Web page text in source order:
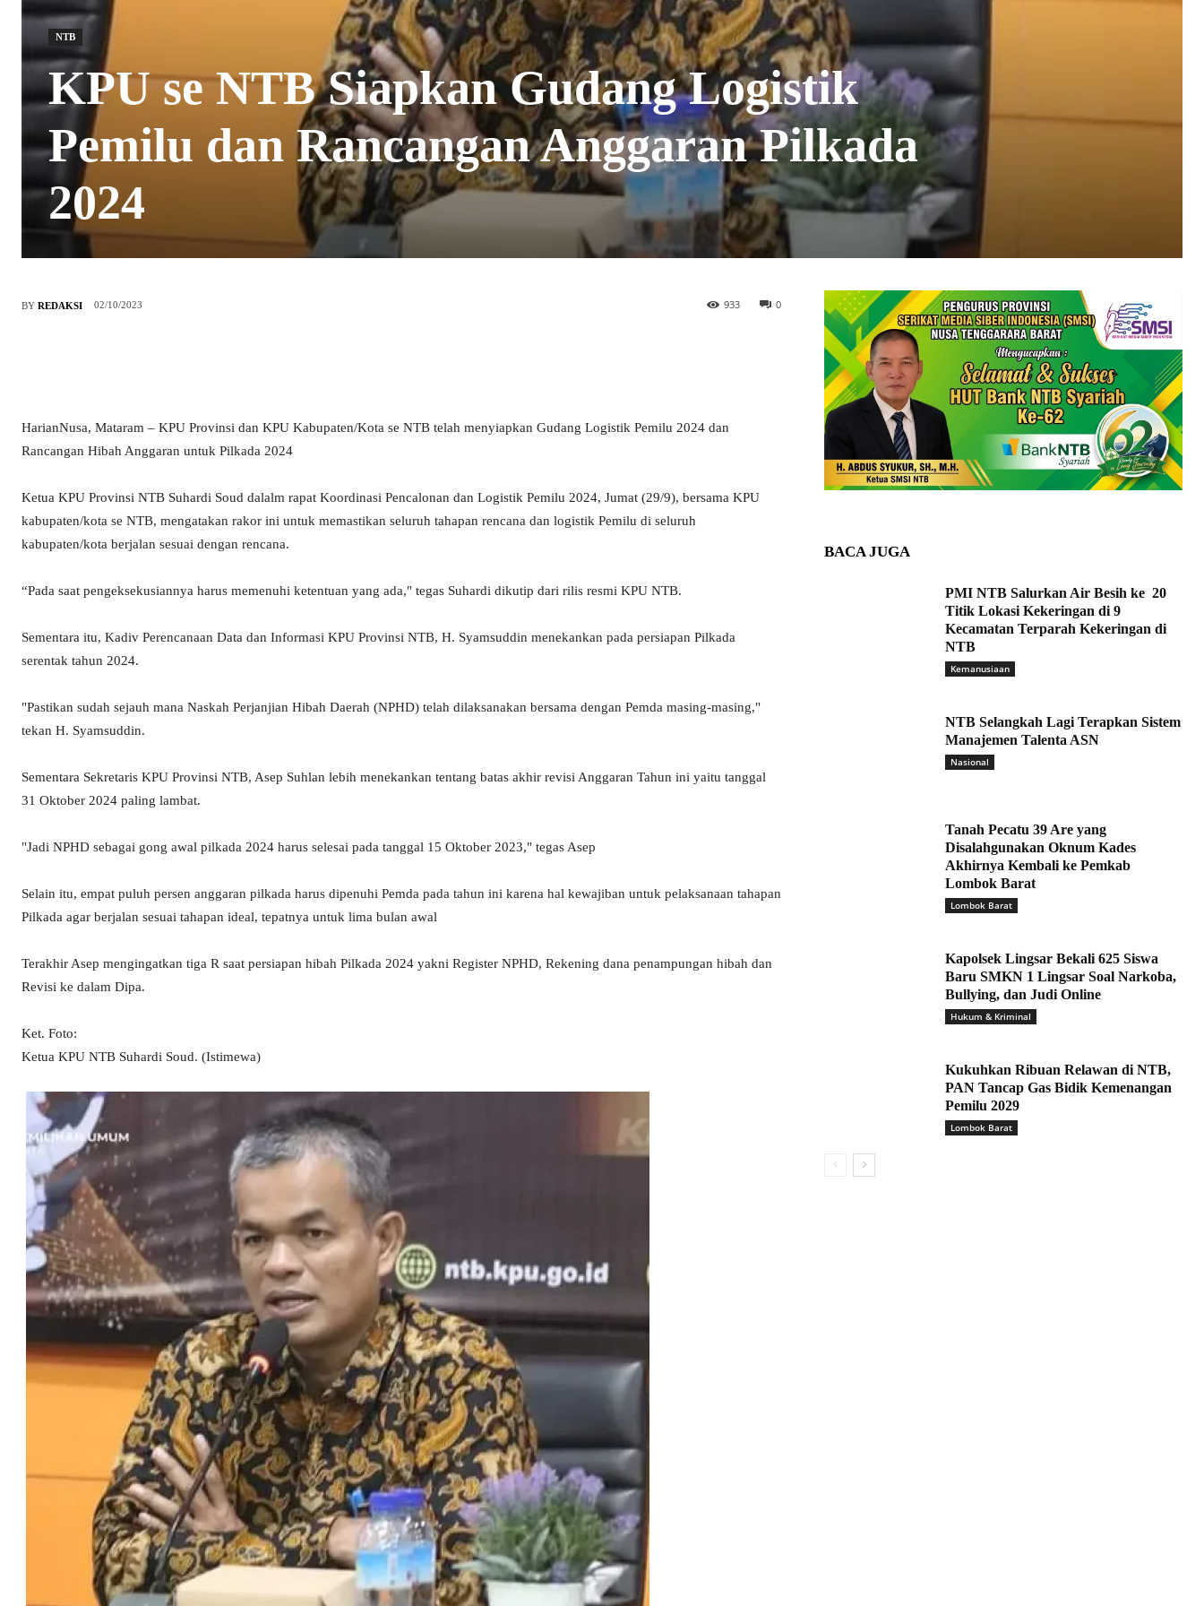
NTB
KPU se NTB Siapkan Gudang Logistik
Pemilu dan Rancangan Anggaran Pilkada
2024
BY REDAKSI 02/10/2023 0
933
HarianNusa, Mataram – KPU Provinsi dan KPU Kabupaten/Kota se NTB telah menyiapkan Gudang Logistik Pemilu 2024 dan
Rancangan Hibah Anggaran untuk Pilkada 2024
Ketua KPU Provinsi NTB Suhardi Soud dalalm rapat Koordinasi Pencalonan dan Logistik Pemilu 2024, Jumat (29/9), bersama KPU
kabupaten/kota se NTB, mengatakan rakor ini untuk memastikan seluruh tahapan rencana dan logistik Pemilu di seluruh
kabupaten/kota berjalan sesuai dengan rencana.
“Pada saat pengeksekusiannya harus memenuhi ketentuan yang ada," tegas Suhardi dikutip dari rilis resmi KPU NTB.
Sementara itu, Kadiv Perencanaan Data dan Informasi KPU Provinsi NTB, H. Syamsuddin menekankan pada persiapan Pilkada
serentak tahun 2024.
"Pastikan sudah sejauh mana Naskah Perjanjian Hibah Daerah (NPHD) telah dilaksanakan bersama dengan Pemda masing-masing,"
tekan H. Syamsuddin.
Sementara Sekretaris KPU Provinsi NTB, Asep Suhlan lebih menekankan tentang batas akhir revisi Anggaran Tahun ini yaitu tanggal
31 Oktober 2024 paling lambat.
"Jadi NPHD sebagai gong awal pilkada 2024 harus selesai pada tanggal 15 Oktober 2023," tegas Asep
Selain itu, empat puluh persen anggaran pilkada harus dipenuhi Pemda pada tahun ini karena hal kewajiban untuk pelaksanaan tahapan
Pilkada agar berjalan sesuai tahapan ideal, tepatnya untuk lima bulan awal
Terakhir Asep mengingatkan tiga R saat persiapan hibah Pilkada 2024 yakni Register NPHD, Rekening dana penampungan hibah dan
Revisi ke dalam Dipa.
Ket. Foto:
Ketua KPU NTB Suhardi Soud. (Istimewa)
BACA JUGA
PMI NTB Salurkan Air Besih ke 20
Titik Lokasi Kekeringan di 9
Kecamatan Terparah Kekeringan di
NTB
Kemanusiaan
NTB Selangkah Lagi Terapkan Sistem
Manajemen Talenta ASN
Nasional
Tanah Pecatu 39 Are yang
Disalahgunakan Oknum Kades
Akhirnya Kembali ke Pemkab
Lombok Barat
Lombok Barat
Kapolsek Lingsar Bekali 625 Siswa
Baru SMKN 1 Lingsar Soal Narkoba,
Bullying, dan Judi Online
Hukum & Kriminal
Kukuhkan Ribuan Relawan di NTB,
PAN Tancap Gas Bidik Kemenangan
Pemilu 2029
Lombok Barat